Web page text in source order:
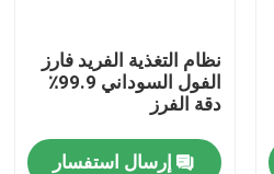
نظام التغذية الفريد فارز
الفول السوداني 99.9٪
دقة الفرز
إرسال استفسار